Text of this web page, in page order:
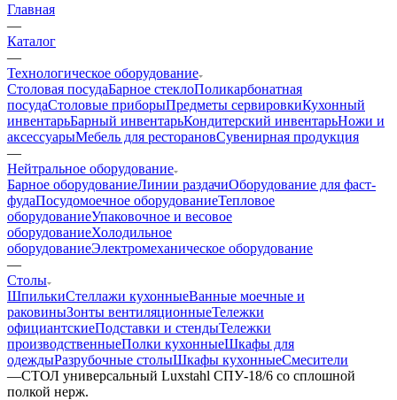
Главная
—
Каталог
—
Технологическое оборудование
Столовая посудаБарное стеклоПоликарбонатная
посудаСтоловые приборыПредметы сервировкиКухонный
инвентарьБарный инвентарьКондитерский инвентарьНожи и
аксессуарыМебель для ресторановСувенирная продукция
—
Нейтральное оборудование
Барное оборудованиеЛинии раздачиОборудование для фаст-
фудаПосудомоечное оборудованиеТепловое
оборудованиеУпаковочное и весовое
оборудованиеХолодильное
оборудованиеЭлектромеханическое оборудование
—
Столы
ШпилькиСтеллажи кухонныеВанные моечные и
раковиныЗонты вентиляционныеТележки
официантскиеПодставки и стендыТележки
производственныеПолки кухонныеШкафы для
одеждыРазрубочные столыШкафы кухонныеСмесители
—СТОЛ универсальный Luxstahl СПУ-18/6 со сплошной
полкой нерж.